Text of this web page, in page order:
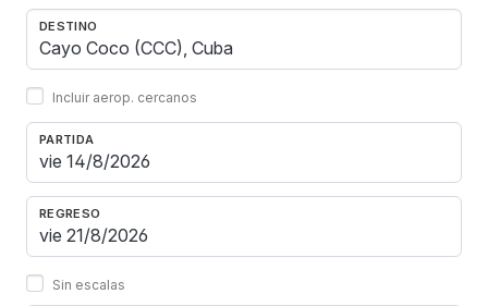
DESTINO
Incluir aerop. cercanos
PARTIDA
REGRESO
Sin escalas